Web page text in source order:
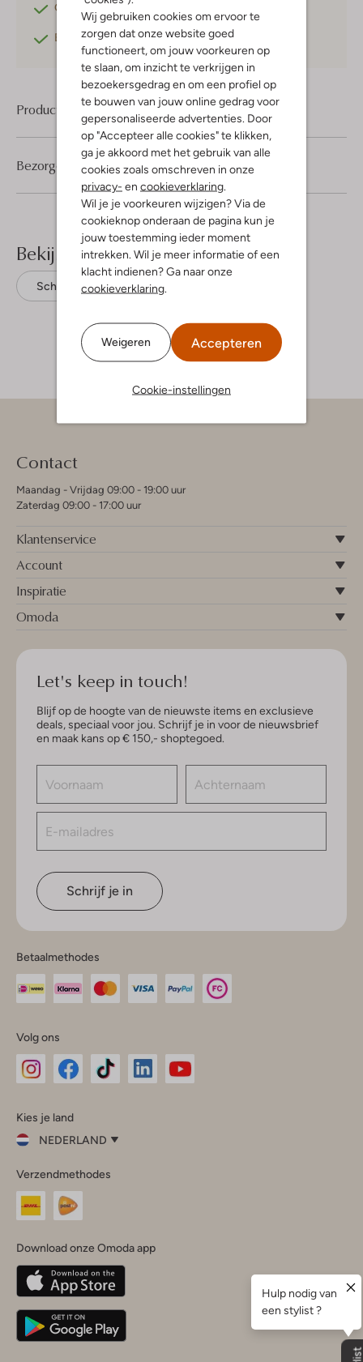
Wij gebruiken cookies om ervoor te
zorgen dat onze website goed
functioneert, om jouw voorkeuren op
te slaan, om inzicht te verkrijgen in
bezoekersgedrag en om een profiel op
te bouwen van jouw online gedrag voor
gepersonaliseerde advertenties. Door
op "Accepteer alle cookies" te klikken,
ga je akkoord met het gebruik van alle
cookies zoals omschreven in onze
privacy- en cookieverklaring
Wil je je voorkeuren wijzigen? Via de
cookieknop onderaan de pagina kun je
jouw toestemming ieder moment
intrekken. Wil je meer informatie of een
klacht indienen? Ga naar onze
cookieverklaring
Weigeren Accepteren
Cookie-instellingen
Gratis retourneren
Betaal achterafmet Klarna
Product informatie
Bezorgen & retourneren
Bekijk meer
Schoudertassen
Contact
Maandag - Vrijdag 09:00 - 19:00 uur
Zaterdag 09:00 - 17:00 uur
Klantenservice
Account
Inspiratie
Omoda
Let's keep in touch!
Blijf op de hoogte van de nieuwste items en exclusieve
deals, speciaal voor jou. Schrijf je in voor de nieuwsbrief
en maak kans op € 150,- shoptegoed.
Schrijf je in
Betaalmethodes
Volg ons
InstagramFacebook
Kies je land
NEDERLAND
je
land
Nederland
Belgique(Français)
Deutschland
Verzendmethodes
Download onze Omoda app